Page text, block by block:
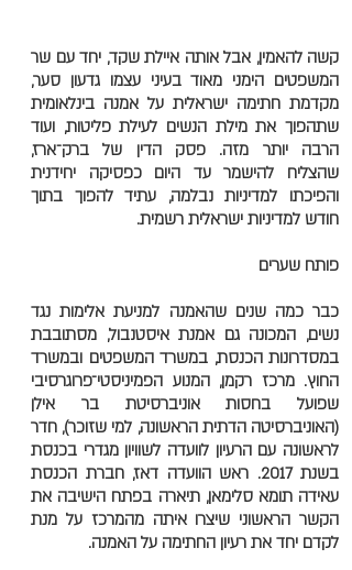
קשה להאמין, אבל אותה איילת שקד, יחד עם שר
המשפטים הימני מאוד בעיני עצמו גדעון סער,
מקדמת חתימה ישראלית על אמנה בינלאומית
שתהפוך את מילת הנשים לעילת פליטות, ועוד
הרבה יותר מזה. פסק הדין של ברק־ארז,
שהצליח להישמר עד היום כפסיקה יחידנית
והפיכתו למדיניות נבלמה, עתיד להפוך בתוך
חודש למדיניות ישראלית רשמית.
פותח שערים
כבר כמה שנים שהאמנה למניעת אלימות נגד
נשים, המכונה גם אמנת איסטנבול, מסתובבת
במסדרונות הכנסת, במשרד המשפטים ובמשרד
החוץ. מרכז רקמן, המנוע הפמיניסטי־פרוגרסיבי
שפועל בחסות אוניברסיטת בר אילן
(האוניברסיטה הדתית הראשונה, למי שזוכר), חדר
לראשונה עם הרעיון לוועדה לשוויון מגדרי בכנסת
בשנת 2017. ראש הוועדה דאז, חברת הכנסת
עאידה תומא סלימאן, תיארה בפתח הישיבה את
הקשר הראשוני שיצרו איתה מהמרכז על מנת
לקדם יחד את רעיון החתימה על האמנה.